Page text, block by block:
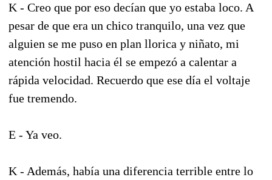
K - Creo que por eso decían que yo estaba loco. A
pesar de que era un chico tranquilo, una vez que
alguien se me puso en plan llorica y niñato, mi
atención hostil hacia él se empezó a calentar a
rápida velocidad. Recuerdo que ese día el voltaje
fue tremendo.
E - Ya veo.
K - Además, había una diferencia terrible entre lo